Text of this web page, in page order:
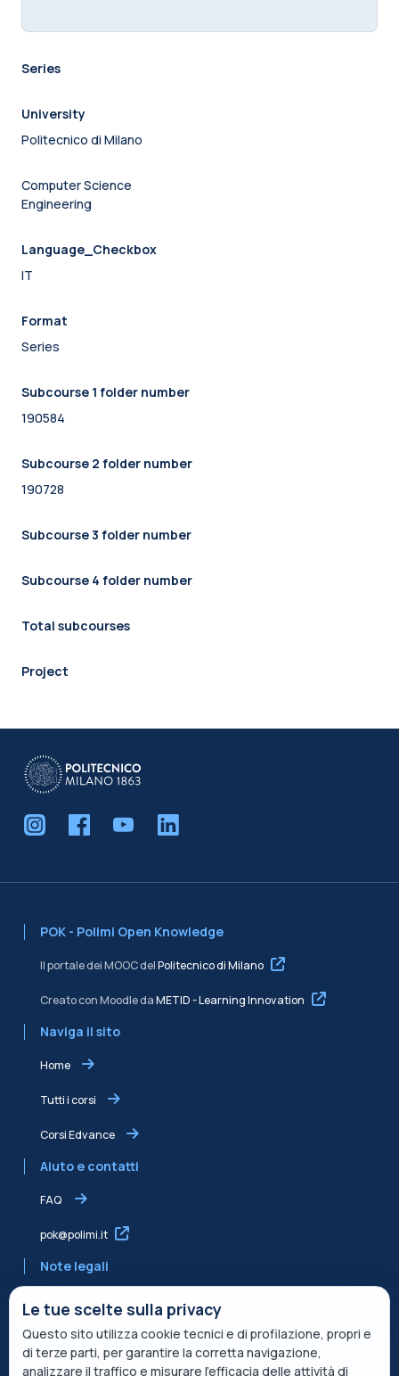
Series
University
Politecnico di Milano
Computer Science
Engineering
Language_Checkbox
IT
Format
Series
Subcourse 1 folder number
190584
Subcourse 2 folder number
190728
Subcourse 3 folder number
Subcourse 4 folder number
Total subcourses
Project
POK - Polimi Open Knowledge
Il portale dei MOOC delPolitecnico di Milano
Creato con Moodle daMETID - Learning Innovation
Naviga il sito
Home
Tutti i corsi
Corsi Edvance
Aiuto e contatti
FAQ
pok@polimi.it
Note legali
Informativa condivisa Edvance per il trattamento dei dati
Termini di servizio
Le tue scelte sulla privacy
Questo sito utilizza cookie tecnici e di profilazione, propri e
di terze parti, per garantire la corretta navigazione,
analizzare il traffico e misurare l’efficacia delle attività di